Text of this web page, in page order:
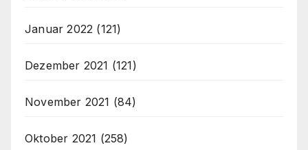
Januar 2022 (121)
Dezember 2021 (121)
November 2021 (84)
Oktober 2021 (258)